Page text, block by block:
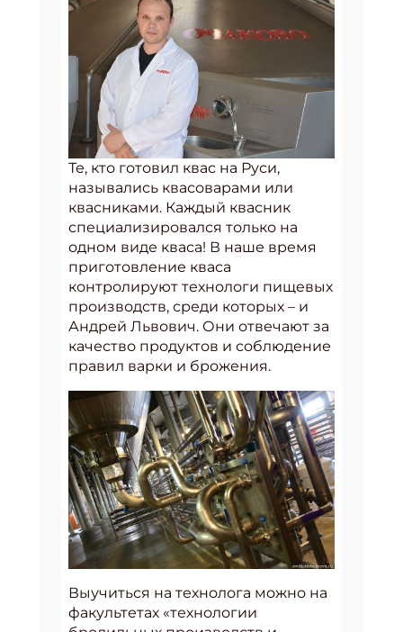
Те, кто готовил квас на Руси,
назывались квасоварами или
квасниками. Каждый квасник
специализировался только на
одном виде кваса! В наше время
приготовление кваса
контролируют технологи пищевых
производств, среди которых – и
Андрей Львович. Они отвечают за
качество продуктов и соблюдение
правил варки и брожения.
Выучиться на технолога можно на
факультетах «технологии